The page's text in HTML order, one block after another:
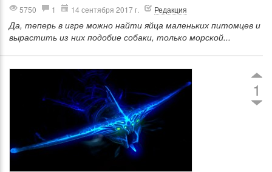
5750
1 14 сентября 2017 г. Редакция
Да, теперь в игре можно найти яйца маленьких питомцев и
вырастить из них подобие собаки, только морской...
1